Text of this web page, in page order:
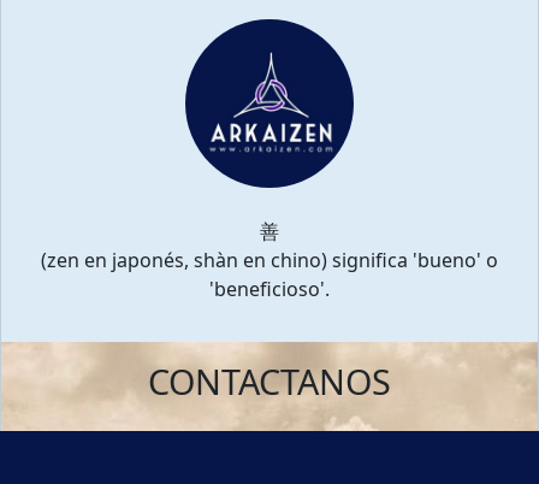
善
(zen en japonés, shàn en chino) significa 'bueno' o
'beneficioso'.
CONTACTANOS